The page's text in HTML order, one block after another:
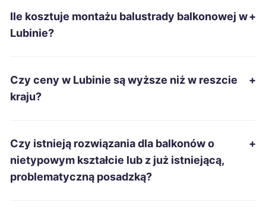
Szczecinek 213 zł
Tomaszów Mazowiecki
Suwałki 215 zł
Ile kosztuje montażu balustrady balkonowej w
Lubinie?
+
Czy ceny w Lubinie są wyższe niż w reszcie
kraju?
+
Czy istnieją rozwiązania dla balkonów o
nietypowym kształcie lub z już istniejącą,
problematyczną posadzką?
+